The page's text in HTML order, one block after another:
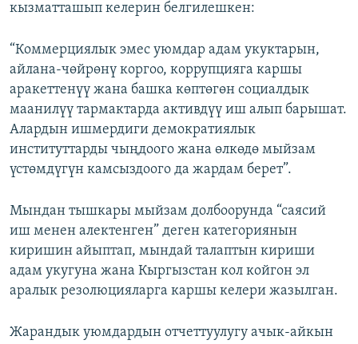
кызматташып келерин белгилешкен:
“Коммерциялык эмес уюмдар адам укуктарын,
айлана-чөйрөнү коргоо, коррупцияга каршы
аракеттенүү жана башка көптөгөн социалдык
маанилүү тармактарда активдүү иш алып барышат.
Алардын ишмердиги демократиялык
институттарды чыңдоого жана өлкөдө мыйзам
үстөмдүгүн камсыздоого да жардам берет”.
Мындан тышкары мыйзам долбоорунда “саясий
иш менен алектенген” деген категориянын
киришин айыптап, мындай талаптын кириши
адам укугуна жана Кыргызстан кол койгон эл
аралык резолюцияларга каршы келери жазылган.
Жарандык уюмдардын отчеттуулугу ачык-айкын